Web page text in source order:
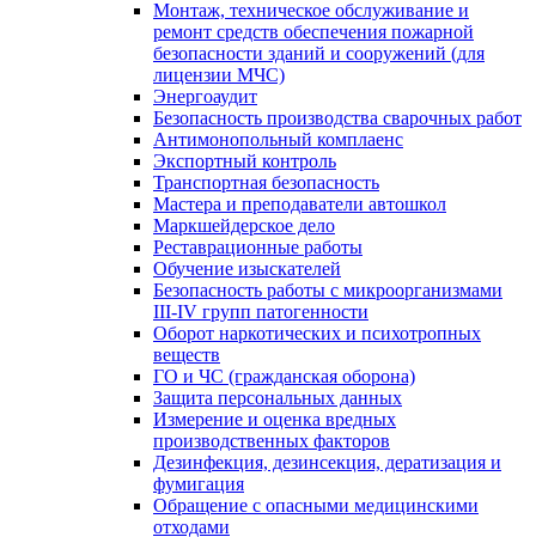
Монтаж, техническое обслуживание и
ремонт средств обеспечения пожарной
безопасности зданий и сооружений (для
лицензии МЧС)
Энергоаудит
Безопасность производства сварочных работ
Антимонопольный комплаенс
Экспортный контроль
Транспортная безопасность
Мастера и преподаватели автошкол
Маркшейдерское дело
Реставрационные работы
Обучение изыскателей
Безопасность работы с микроорганизмами
III-IV групп патогенности
Оборот наркотических и психотропных
веществ
ГО и ЧС (гражданская оборона)
Защита персональных данных
Измерение и оценка вредных
производственных факторов
Дезинфекция, дезинсекция, дератизация и
фумигация
Обращение с опасными медицинскими
отходами